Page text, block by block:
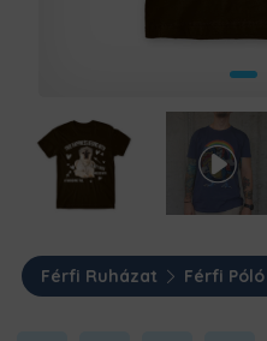
Férfi Ruházat Férfi Póló